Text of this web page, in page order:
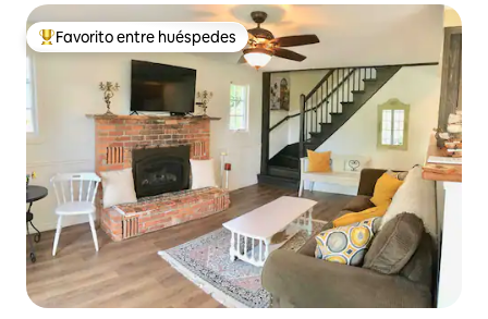
De los mejores en Favorito entre huéspedes
Favorito entre huéspedes